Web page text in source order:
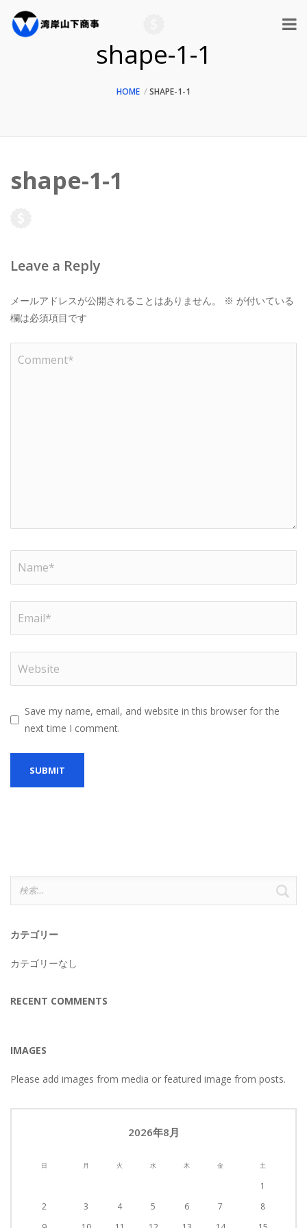
shape-1-1
HOME SHAPE-1-1
shape-1-1
Leave a Reply
メールアドレスが公開されることはありません。 ※ が付いている
欄は必須項目です
Save my name, email, and website in this browser for the
next time I comment.
カテゴリー
カテゴリーなし
RECENT COMMENTS
IMAGES
Please add images from media or featured image from posts.
2026年8月
日 月 火 水 木 金 土
1
2
3 4 5 6 7
8